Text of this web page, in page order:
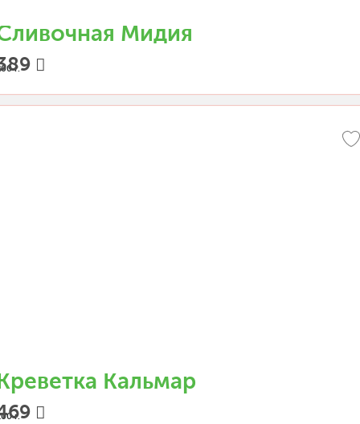
Мидия
г.
Кальмар
г.